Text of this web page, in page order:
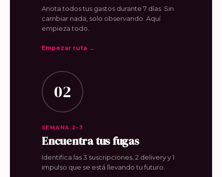
Anota todos tus gastos durante 7 días. Sin
cambiar nada, solo observando. Aquí
empieza todo.
Empezar ruta →
02
SEMANA 2–3
Encuentra tus fugas
Identifica las 3 suscripciones, 2 delivery y 1
impulso que se está llevando tu futuro.